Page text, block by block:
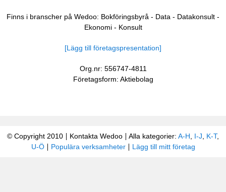
Finns i branscher på Wedoo: Bokföringsbyrå - Data - Datakonsult -
Ekonomi- Konsult
[Lägg till företagspresentation]
Org.nr: 556747-4811
Företagsform: Aktiebolag
© Copyright 2010 Kontakta Wedoo Alla kategorier: A-H I-J K-T,
U-Ö
Populära verksamheter Lägg till mitt företag